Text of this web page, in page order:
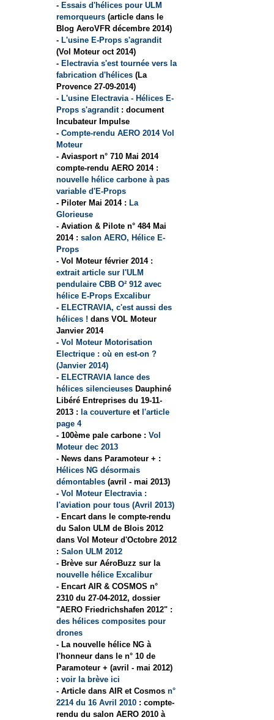
- Essais d'hélices pour ULM
remorqueurs (article dans le
Blog AeroVFR décembre 2014)
- L'usine E-Props s'agrandit
(Vol Moteur oct 2014)
- Electravia s'est tournée vers la
fabrication d'hélices (La
Provence 27-09-2014)
- L'usine Electravia - Hélices E-
Props s'agrandit : document
Incubateur Impulse
-Compte-rendu AERO 2014 Vol
Moteur
- Aviasport n° 710 Mai 2014
compte-rendu AERO 2014 :
nouvelle hélice carbone à pas
variable d'E-Props
- Piloter Mai 2014 : La
Glorieuse
- Aviation & Pilote n° 484 Mai
2014 :salon AERO, Hélice E-
Props
- Vol Moteur février 2014 :
extrait article sur l'ULM
pendulaire CBB O² 912 avec
hélice E-Props Excalibur
- ELECTRAVIA, c'est aussi des
hélices !dans VOL Moteur
Janvier 2014
-Vol Moteur Motorisation
Electrique : où en est-on ?
(Janvier 2014)
- ELECTRAVIA lance des
hélices silencieuses Dauphiné
Libéré Entreprises du 19-11-
2013 : la couverture et l'article
page 4
- 100ème pale carbone : Vol
Moteur dec 2013
- News dans Paramoteur + :
Hélices NG désormais
démontables(avril - mai 2013)
-Vol Moteur Electravia :
l'aviation pour tous (Avril 2013)
- Encart dans le compte-rendu
du Salon ULM de Blois 2012
dans Vol Moteur d'Octobre 2012
:Salon ULM 2012
- Brève sur AéroBuzz sur la
nouvelle hélice Excalibur
- Encart AIR & COSMOS n°
2310 du 27-04-2012, dossier
"AERO Friedrichshafen 2012" :
des hélices composites pour
drones
- La nouvelle hélice NG à
l'honneur dans le n° 10 de
Paramoteur + (avril - mai 2012)
:voir la brève ici
- Article dans AIR et Cosmosn°
2214 du 16 Avril 2010 : compte-
rendu du salon AERO 2010 à